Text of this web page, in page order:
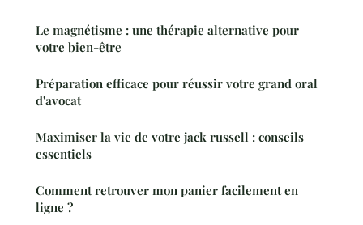
Le magnétisme : une thérapie alternative pour
votre bien-être
Préparation efficace pour réussir votre grand oral
d'avocat
Maximiser la vie de votre jack russell : conseils
essentiels
Comment retrouver mon panier facilement en
ligne ?